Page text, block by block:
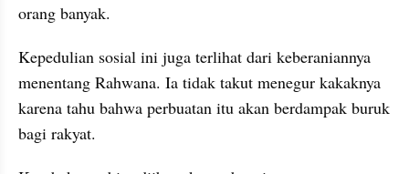
orang banyak.
Kepedulian sosial ini juga terlihat dari keberaniannya
menentang Rahwana. Ia tidak takut menegur kakaknya
karena tahu bahwa perbuatan itu akan berdampak buruk
bagi rakyat.